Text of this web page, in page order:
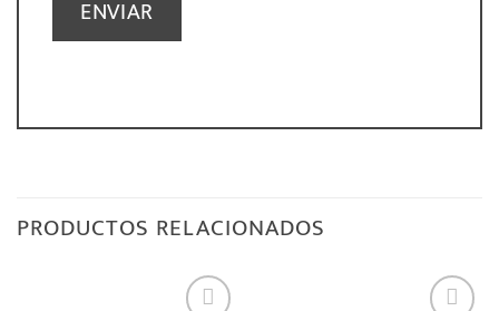
PRODUCTOS RELACIONADOS